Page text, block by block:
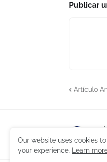
Publicar
Artículo
Our website uses cookies
your experience.
Learn